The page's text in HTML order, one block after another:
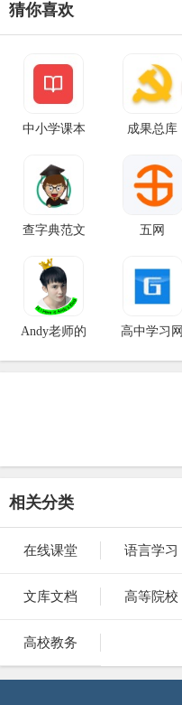
猜你喜欢
中小学课本 成果总库
查字典范文 五网
Andy老师的 高中学习网
相关分类
在线课堂 语言学习
文库文档 高等院校
高校教务